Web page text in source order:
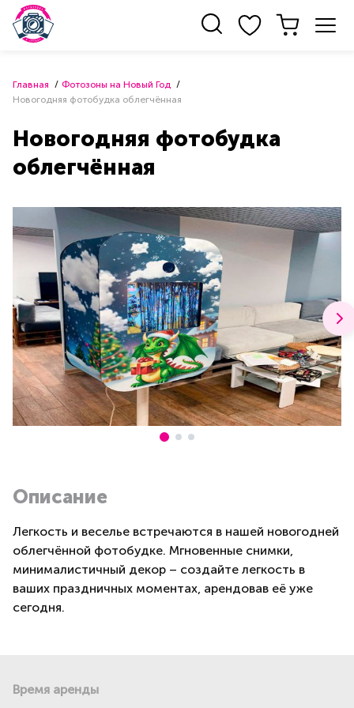
Главная
Фотозоны на Новый Год
Новогодняя фотобудка облегчённая
Новогодняя фотобудка
облегчённая
Описание
Легкость и веселье встречаются в нашей новогодней
облегчённой фотобудке. Мгновенные снимки,
минималистичный декор – создайте легкость в
ваших праздничных моментах, арендовав её уже
сегодня.
Время аренды